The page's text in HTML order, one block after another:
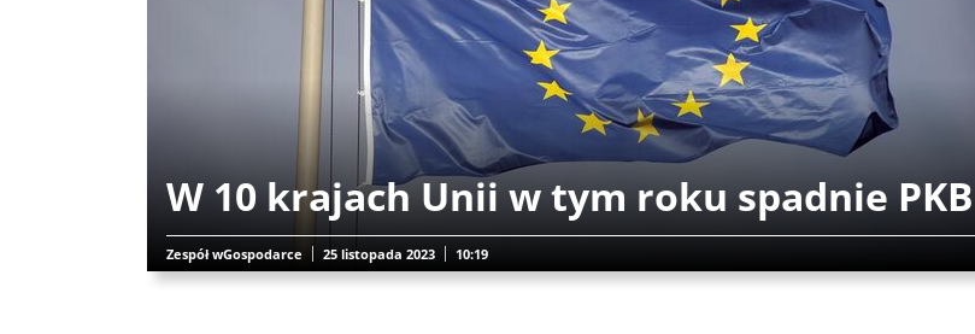
W 10 krajach Unii w tym roku spadnie PKB
Zespół wGospodarce 25 listopada 2023 10:19